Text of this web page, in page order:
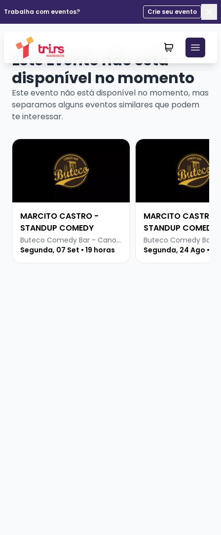
Trabalha com eventos?
Crie seu evento
Este Evento não está
disponível no momento
Este evento não está disponível no momento, mas
separamos alguns eventos similares que podem
te interessar.
Veja mais sobre MARCITO CASTRO - STANDUP
MARCITO CASTRO -
STANDUP COMEDY
Buteco Comedy Bar - Canoas
Segunda, 07 Set • 19 horas
Veja mais sobre
MARCITO CASTRO
STANDUP COMEDY
Segunda, 24 Ago •